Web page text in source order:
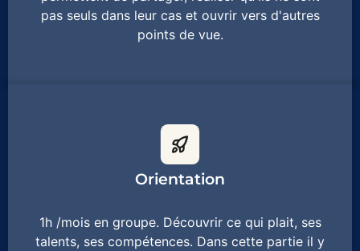
pas seuls dans leur cas et ouvrir vers d'autres
points de vue.
Orientation
1h /mois en groupe. Découvrir ce qui plait, ses
talents, ses compétences. Dans cette partie il y